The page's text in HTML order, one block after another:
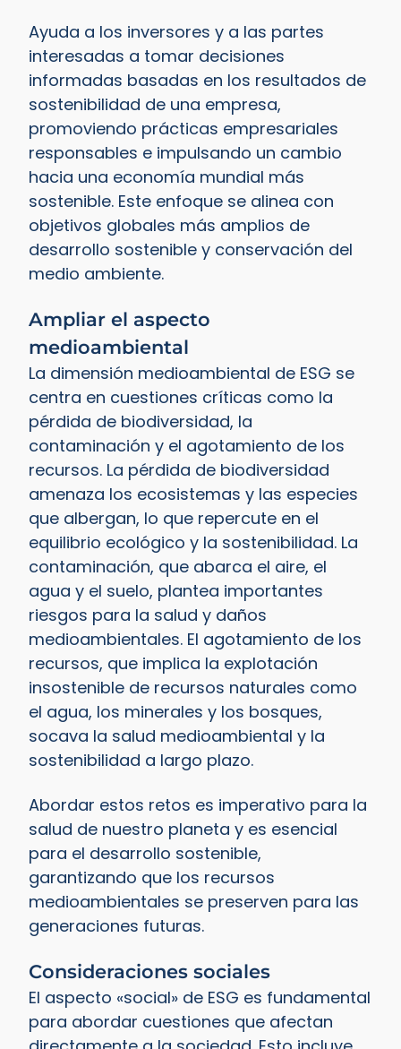
Ayuda a los inversores y a las partes
interesadas a tomar decisiones
informadas basadas en los resultados de
sostenibilidad de una empresa,
promoviendo prácticas empresariales
responsables e impulsando un cambio
hacia una economía mundial más
sostenible. Este enfoque se alinea con
objetivos globales más amplios de
desarrollo sostenible y conservación del
medio ambiente.
Ampliar el aspecto
medioambiental
La dimensión medioambiental de ESG se
centra en cuestiones críticas como la
pérdida de biodiversidad, la
contaminación y el agotamiento de los
recursos. La pérdida de biodiversidad
amenaza los ecosistemas y las especies
que albergan, lo que repercute en el
equilibrio ecológico y la sostenibilidad. La
contaminación, que abarca el aire, el
agua y el suelo, plantea importantes
riesgos para la salud y daños
medioambientales. El agotamiento de los
recursos, que implica la explotación
insostenible de recursos naturales como
el agua, los minerales y los bosques,
socava la salud medioambiental y la
sostenibilidad a largo plazo.
Abordar estos retos es imperativo para la
salud de nuestro planeta y es esencial
para el desarrollo sostenible,
garantizando que los recursos
medioambientales se preserven para las
generaciones futuras.
Consideraciones sociales
El aspecto «social» de ESG es fundamental
para abordar cuestiones que afectan